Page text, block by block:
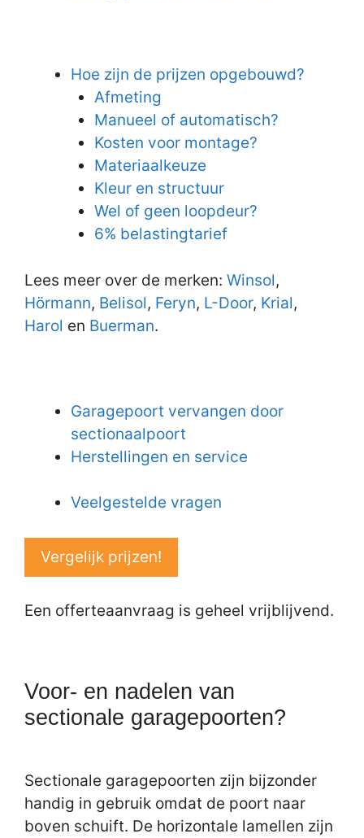
Hoe zijn de prijzen opgebouwd?
Afmeting
Manueel of automatisch?
Kosten voor montage?
Materiaalkeuze
Kleur en structuur
Wel of geen loopdeur?
6% belastingtarief
Lees meer over de merken: Winsol,
Hörmann, Belisol, Feryn, L-Door, Krial,
Harol en Buerman.
Garagepoort vervangen door
sectionaalpoort
Herstellingen en service
Veelgestelde vragen
Vergelijk prijzen!
Een offerteaanvraag is geheel vrijblijvend.
Voor- en nadelen van
sectionale garagepoorten?
Sectionale garagepoorten zijn bijzonder
handig in gebruik omdat de poort naar
boven schuift. De horizontale lamellen zijn